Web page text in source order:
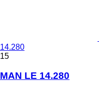
14.280
15
MAN LE 14.280